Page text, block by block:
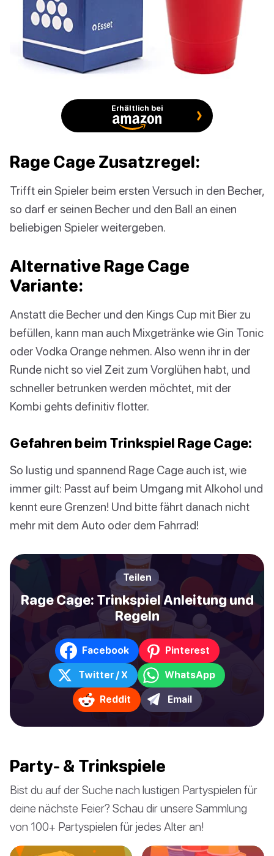
Erhältlich bei
Rage Cage Zusatzregel:
Trifft ein Spieler beim ersten Versuch in den Becher,
so darf er seinen Becher und den Ball an einen
beliebigen Spieler weitergeben.
Alternative Rage Cage
Variante:
Anstatt die Becher und den Kings Cup mit Bier zu
befüllen, kann man auch Mixgetränke wie Gin Tonic
oder Vodka Orange nehmen. Also wenn ihr in der
Runde nicht so viel Zeit zum Vorglühen habt, und
schneller betrunken werden möchtet, mit der
Kombi gehts definitiv flotter.
Gefahren beim Trinkspiel Rage Cage:
So lustig und spannend Rage Cage auch ist, wie
immer gilt: Passt auf beim Umgang mit Alkohol und
kennt eure Grenzen! Und bitte fährt danach nicht
mehr mit dem Auto oder dem Fahrrad!
Teilen
Rage Cage: Trinkspiel Anleitung und
Regeln
Facebook Pinterest
Twitter / X WhatsApp
Reddit Email
Party- & Trinkspiele
Bist du auf der Suche nach lustigen Partyspielen für
deine nächste Feier? Schau dir unsere Sammlung
von 100+ Partyspielen für jedes Alter an!